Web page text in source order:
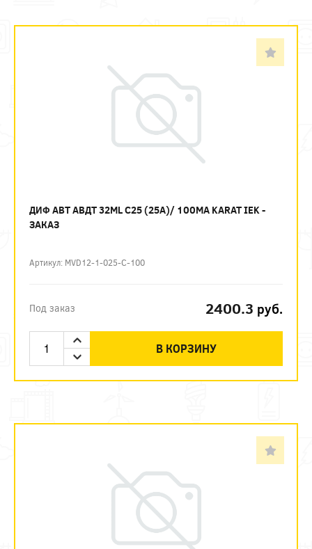
ДИФ АВТ АВДТ 32ML C25 (25А)/ 100МА KARAT IEK -
ЗАКАЗ
Артикул: MVD12-1-025-C-100
Под заказ 2400.3 руб.
В КОРЗИНУ